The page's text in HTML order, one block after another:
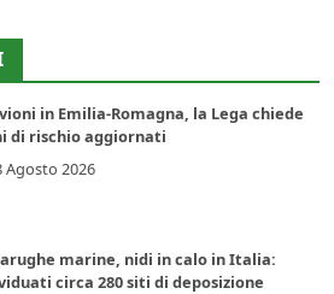
in Emilia-Romagna, la Lega chiede
di rischio aggiornati
Agosto 2026
marine, nidi in calo in Italia:
circa 280 siti di deposizione